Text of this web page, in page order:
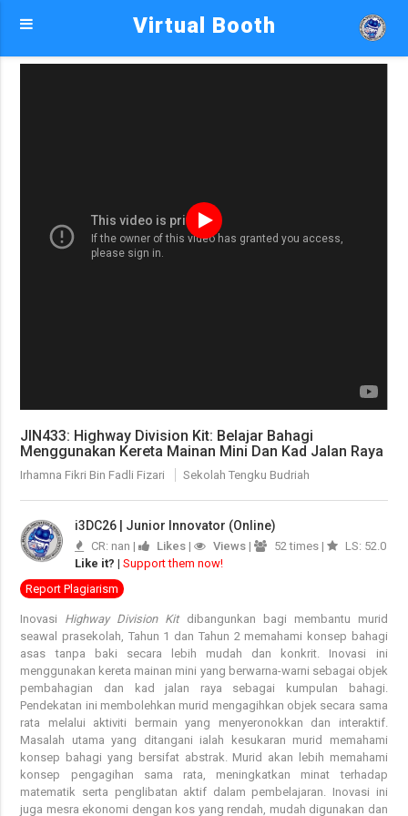
Virtual Booth
JIN433: Highway Division Kit: Belajar Bahagi
Menggunakan Kereta Mainan Mini Dan Kad Jalan Raya
Irhamna Fikri Bin Fadli Fizari Sekolah Tengku Budriah
i3DC26 | Junior Innovator (Online)
CR: nan | Likes | Views | 52 times |
LS: 52.0
Like it? |Support them now!
Report Plagiarism
Inovasi Highway Division Kitdibangunkan bagi membantu murid
seawal prasekolah, Tahun 1 dan Tahun 2 memahami konsep bahagi
asas tanpa baki secara lebih mudah dan konkrit. Inovasi ini
menggunakan kereta mainan mini yang berwarna-warni sebagai objek
pembahagian dan kad jalan raya sebagai kumpulan bahagi.
Pendekatan ini membolehkan murid mengagihkan objek secara sama
rata melalui aktiviti bermain yang menyeronokkan dan interaktif.
Masalah utama yang ditangani ialah kesukaran murid memahami
konsep bahagi yang bersifat abstrak. Murid akan lebih memahami
konsep pengagihan sama rata, meningkatkan minat terhadap
matematik serta penglibatan aktif dalam pembelajaran. Inovasi ini
juga mesra ekonomi dengan kos yang rendah, mudah digunakan dan